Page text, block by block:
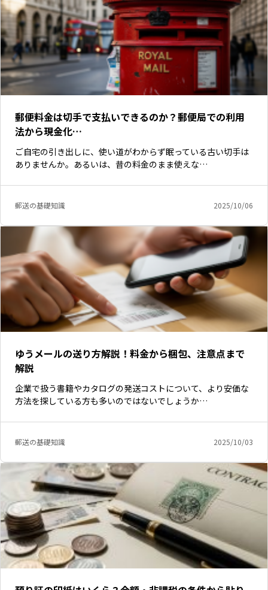
郵便料金は切手で支払いできるのか？郵便局での利用
法から現金化…
ご自宅の引き出しに、使い道がわからず眠っている古い切手は
ありませんか。あるいは、昔の料金のまま使えな…
郵送の基礎知識 2025/10/06
ゆうメールの送り方解説！料金から梱包、注意点まで
解説
企業で扱う書籍やカタログの発送コストについて、より安価な
方法を探している方も多いのではないでしょうか…
郵送の基礎知識 2025/10/03